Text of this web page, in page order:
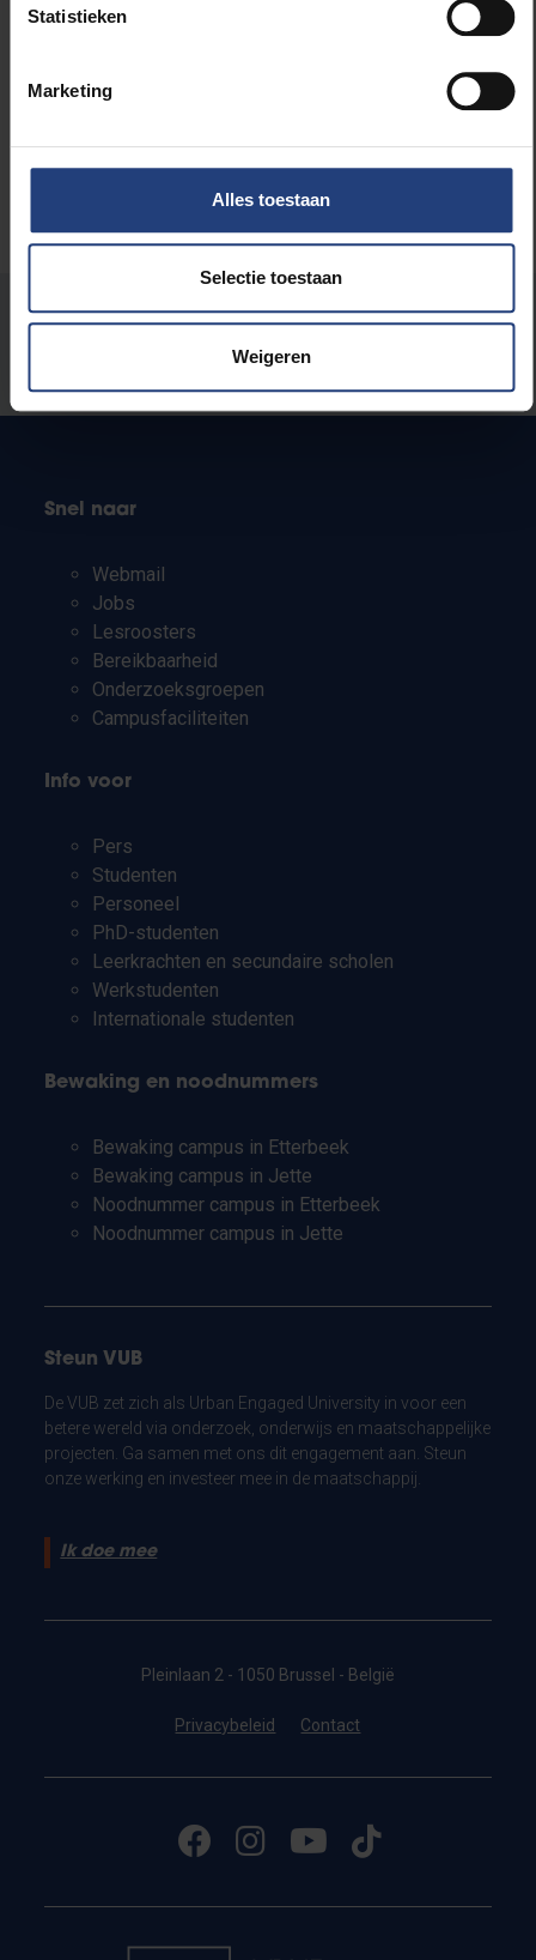
Statistieken
Marketing
Alles toestaan
Selectie toestaan
Weigeren
Stond er een fout op deze pagina?
Laat het ons weten
Snel naar
Webmail
Jobs
Lesroosters
Bereikbaarheid
Onderzoeksgroepen
Campusfaciliteiten
Info voor
Pers
Studenten
Personeel
PhD-studenten
Leerkrachten en secundaire scholen
Werkstudenten
Internationale studenten
Bewaking en noodnummers
Bewaking campus in Etterbeek
Bewaking campus in Jette
Noodnummer campus in Etterbeek
Noodnummer campus in Jette
Steun VUB
De VUB zet zich als Urban Engaged University in voor een
betere wereld via onderzoek, onderwijs en maatschappelijke
projecten. Ga samen met ons dit engagement aan. Steun
onze werking en investeer mee in de maatschappij.
Ik doe mee
Pleinlaan 2 - 1050 Brussel - België
Privacybeleid Contact